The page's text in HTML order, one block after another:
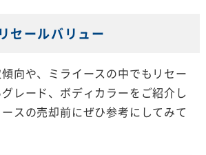
セールバリュー
向や、ミライースの中でもリセー
レード、ボディカラーをご紹介し
スの売却前にぜひ参考にしてみて